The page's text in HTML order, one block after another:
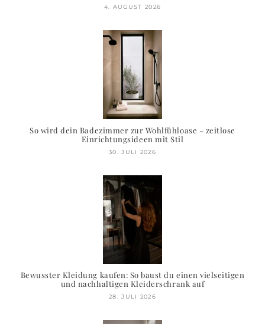
4. AUGUST 2026
So wird dein Badezimmer zur Wohlfühloase – zeitlose
Einrichtungsideen mit Stil
30. JULI 2026
Bewusster Kleidung kaufen: So baust du einen vielseitigen
und nachhaltigen Kleiderschrank auf
28. JULI 2026